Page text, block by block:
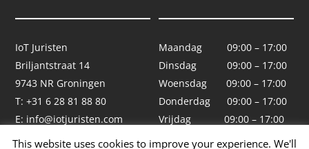
IoT Juristen
Briljantstraat 14
9743 NR Groningen
T: +31 6 28 81 88 80
E: info@iotjuristen.com
Maandag 09:00 – 17:00
Dinsdag 09:00 – 17:00
Woensdag 09:00 – 17:00
Donderdag 09:00 – 17:00
Vrijdag 09:00 – 17:00
This website uses cookies to improve your experience. We'll